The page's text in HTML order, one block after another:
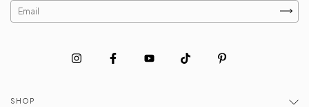
SHOP